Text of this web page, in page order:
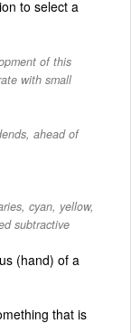
to select a
of this
with small
ahead of
cyan, yellow,
subtractive
(hand) of a
that is